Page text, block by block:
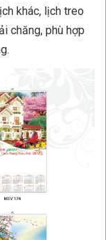
khác, lịch treo
chăng, phù hợp